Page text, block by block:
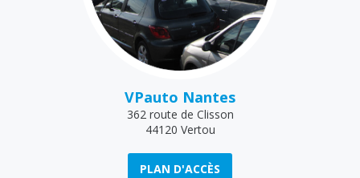
VPauto Nantes
362 route de Clisson
44120 Vertou
PLAN D'ACCÈS